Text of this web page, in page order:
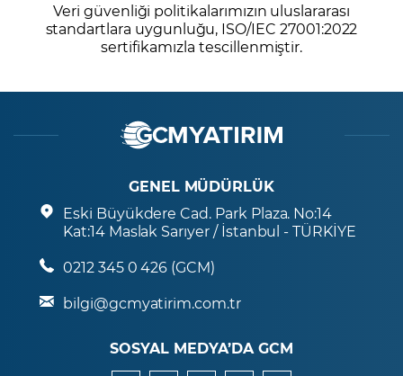
Veri güvenliği politikalarımızın uluslararası
standartlara uygunluğu, ISO/IEC 27001:2022
sertifikamızla tescillenmiştir.
GENEL MÜDÜRLÜK
Eski Büyükdere Cad. Park Plaza. No:14
Kat:14 Maslak Sarıyer / İstanbul - TÜRKİYE
0212 345 0 426 (GCM)
bilgi@gcmyatirim.com.tr
SOSYAL MEDYA’DA GCM